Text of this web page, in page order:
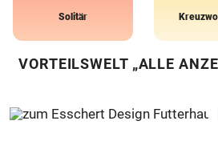
Solitär
VORTEILSWELT „ALLE